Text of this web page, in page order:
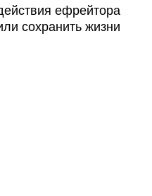
ефрейтора
сохранить жизни